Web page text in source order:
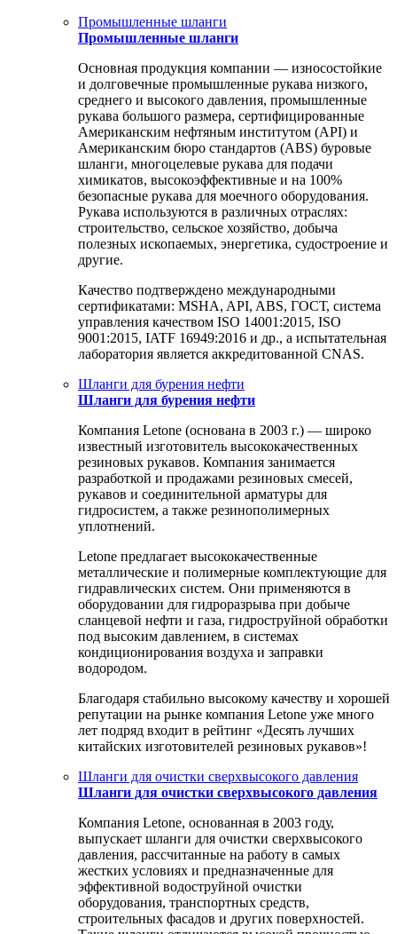
Промышленные шланги
Промышленные шланги
Основная продукция компании — износостойкие
и долговечные промышленные рукава низкого,
среднего и высокого давления, промышленные
рукава большого размера, сертифицированные
Американским нефтяным институтом (API) и
Американским бюро стандартов (ABS) буровые
шланги, многоцелевые рукава для подачи
химикатов, высокоэффективные и на 100%
безопасные рукава для моечного оборудования.
Рукава используются в различных отраслях:
строительство, сельское хозяйство, добыча
полезных ископаемых, энергетика, судостроение и
другие.
Качество подтверждено международными
сертификатами: MSHA, API, ABS, ГОСТ, система
управления качеством ISO 14001:2015, ISO
9001:2015, IATF 16949:2016 и др., а испытательная
лаборатория является аккредитованной CNAS.
Шланги для бурения нефти
Шланги для бурения нефти
Компания Letone (основана в 2003 г.) — широко
известный изготовитель высококачественных
резиновых рукавов. Компания занимается
разработкой и продажами резиновых смесей,
рукавов и соединительной арматуры для
гидросистем, а также резинополимерных
уплотнений.
Letone предлагает высококачественные
металлические и полимерные комплектующие для
гидравлических систем. Они применяются в
оборудовании для гидроразрыва при добыче
сланцевой нефти и газа, гидроструйной обработки
под высоким давлением, в системах
кондиционирования воздуха и заправки
водородом.
Благодаря стабильно высокому качеству и хорошей
репутации на рынке компания Letone уже много
лет подряд входит в рейтинг «Десять лучших
китайских изготовителей резиновых рукавов»!
Шланги для очистки сверхвысокого давления
Шланги для очистки сверхвысокого давления
Компания Letone, основанная в 2003 году,
выпускает шланги для очистки сверхвысокого
давления, рассчитанные на работу в самых
жестких условиях и предназначенные для
эффективной водоструйной очистки
оборудования, транспортных средств,
строительных фасадов и других поверхностей.